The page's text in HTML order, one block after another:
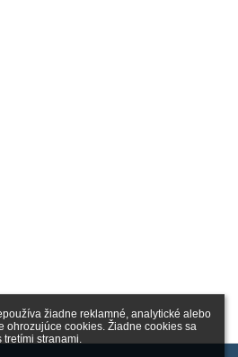
žiadne reklamné, analytické alebo
ohrozujúce cookies. Žiadne cookies sa
stranami.